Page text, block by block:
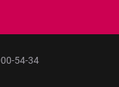
54-34